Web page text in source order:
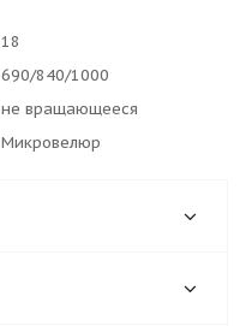
18
690/840/1000
не вращающееся
Микровелюр